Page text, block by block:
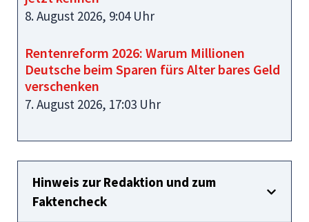
8. August 2026, 9:04 Uhr
Rentenreform 2026: Warum Millionen
Deutsche beim Sparen fürs Alter bares Geld
verschenken
7. August 2026, 17:03 Uhr
Hinweis zur Redaktion und zum
Faktencheck